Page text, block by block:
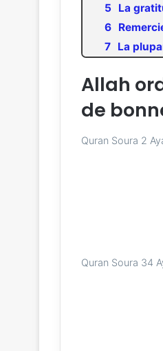
La
La
Allah
de
Quran Soura 2
Quran Soura 34